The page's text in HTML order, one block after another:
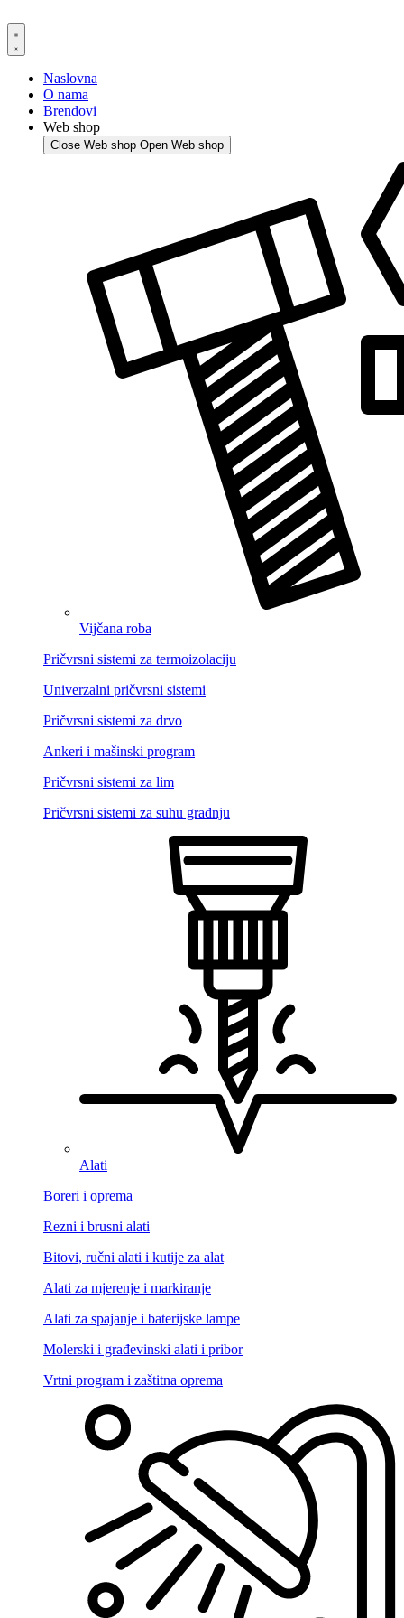
to
content
Naslovna
O nama
Brendovi
Web shop
Close Web shop Open Web shop
Vijčana roba
Pričvrsni sistemi za termoizolaciju
Univerzalni pričvrsni sistemi
Pričvrsni sistemi za drvo
Ankeri i mašinski program
Pričvrsni sistemi za lim
Pričvrsni sistemi za suhu gradnju
Alati
Boreri i oprema
Rezni i brusni alati
Bitovi, ručni alati i kutije za alat
Alati za mjerenje i markiranje
Alati za spajanje i baterijske lampe
Molerski i građevinski alati i pribor
Vrtni program i zaštitna oprema